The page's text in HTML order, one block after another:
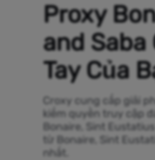
Proxy
and Saba
Tay Của
Croxy cung cấp giải
kiếm quyền truy cập
Bonaire, Sint
từ Bonaire, Sint
nhất.